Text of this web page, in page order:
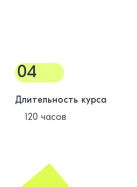
04
Длительность курса
120 часов